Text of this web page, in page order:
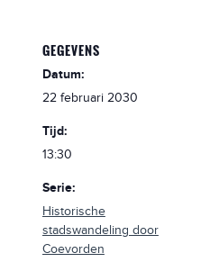
GEGEVENS
Datum:
22 februari 2030
Tijd:
13:30
Serie:
Historische
stadswandeling door
Coevorden